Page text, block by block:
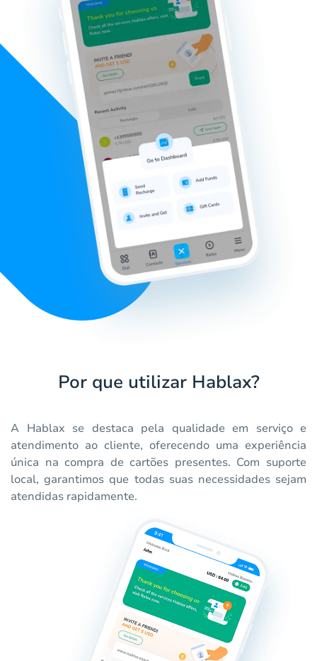
Por que utilizar Hablax?
A Hablax se destaca pela qualidade em serviço e
atendimento ao cliente, oferecendo uma experiência
única na compra de cartões presentes. Com suporte
local, garantimos que todas suas necessidades sejam
atendidas rapidamente.